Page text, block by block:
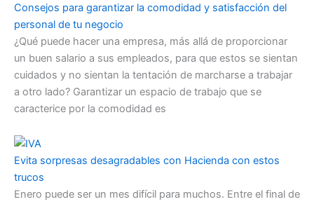
Consejos para garantizar la comodidad y satisfacción del
personal de tu negocio
¿Qué puede hacer una empresa, más allá de proporcionar
un buen salario a sus empleados, para que estos se sientan
cuidados y no sientan la tentación de marcharse a trabajar
a otro lado? Garantizar un espacio de trabajo que se
caracterice por la comodidad es
Evita sorpresas desagradables con Hacienda con estos
trucos
Enero puede ser un mes difícil para muchos. Entre el final de